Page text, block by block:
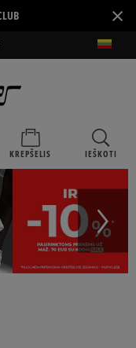
×
KREPŠELIS IEŠKOTI